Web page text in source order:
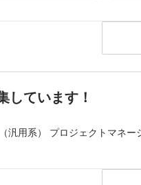
しています！
用系） プロジェクトマネー